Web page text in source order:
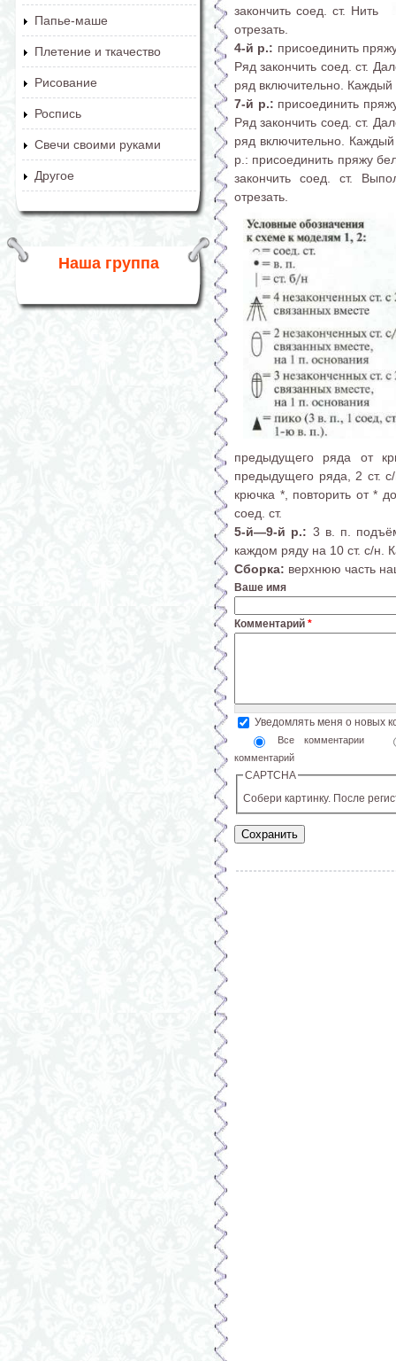
Папье-маше
Плетение и ткачество
Рисование
Роспись
Свечи своими руками
Другое
Наша группа
закончить соед. ст. Нить
отрезать.
4-й р.: присоединить
Ряд закончить соед. ст.
ряд включительно. Каждый
7-й р.: присоединить
Ряд закончить соед. ст.
ряд включительно. Каждый
р.: присоединить пряжу
закончить соед. ст.
отрезать.
предыдущего ряда от
предыдущего ряда, 2 ст.
крючка *, повторить от *
соед. ст.
5-й—9-й р.: 3 в. п.
каждом ряду на 10 ст. с/н.
Сборка: верхнюю часть
Ваше имя
Комментарий *
Уведомлять меня о новых
Все комментарии
комментарий
CAPTCHA
Собери картинку. После